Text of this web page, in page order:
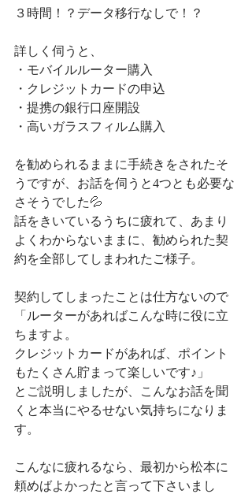
３時間！？データ移行なしで！？
詳しく伺うと、
・モバイルルーター購入
・クレジットカードの申込
・提携の銀行口座開設
・高いガラスフィルム購入
を勧められるままに手続きをされたそ
うですが、お話を伺うと4つとも必要な
さそうでした💦
話をきいているうちに疲れて、あまり
よくわからないままに、勧められた契
約を全部してしまわれたご様子。
契約してしまったことは仕方ないので
「ルーターがあればこんな時に役に立
ちますよ。
クレジットカードがあれば、ポイント
もたくさん貯まって楽しいです♪」
とご説明しましたが、こんなお話を聞
くと本当にやるせない気持ちになりま
す。
こんなに疲れるなら、最初から松本に
頼めばよかったと言って下さいまし